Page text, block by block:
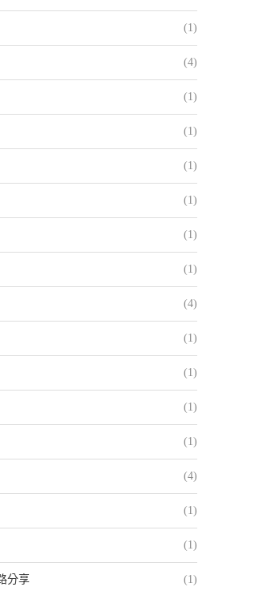
(1)
(4)
(1)
(1)
(1)
(1)
(1)
(1)
(4)
(1)
(1)
(1)
(1)
(4)
(1)
(1)
分享 (1)